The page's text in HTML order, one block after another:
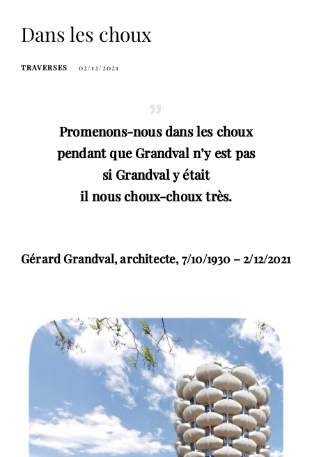
Dans les choux
TRAVERSES 02/12/2021
Promenons-nous dans les choux
pendant que Grandval n’y est pas
si Grandval y était
il nous choux-choux très.
Gérard Grandval, architecte, 7/10/1930 – 2/12/2021